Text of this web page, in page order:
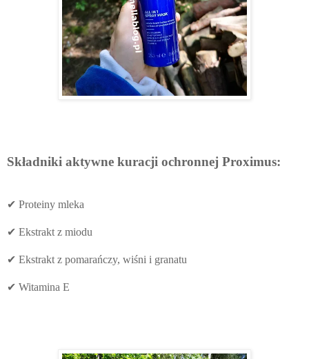
Składniki aktywne kuracji ochronnej Proximus:
✔ Proteiny mleka
✔ Ekstrakt z miodu
✔ Ekstrakt z pomarańczy, wiśni i granatu
✔ Witamina E